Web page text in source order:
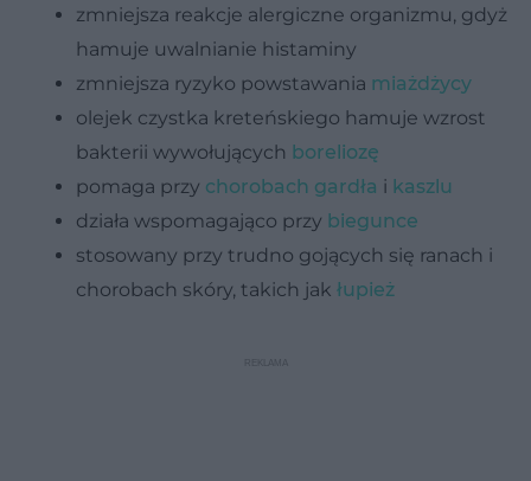
zmniejsza reakcje alergiczne organizmu, gdyż
hamuje uwalnianie histaminy
zmniejsza ryzyko powstawania miażdżycy
olejek czystka kreteńskiego hamuje wzrost
bakterii wywołujących boreliozę
pomaga przy chorobach gardła i kaszlu
działa wspomagająco przy biegunce
stosowany przy trudno gojących się ranach i
chorobach skóry, takich jak łupież